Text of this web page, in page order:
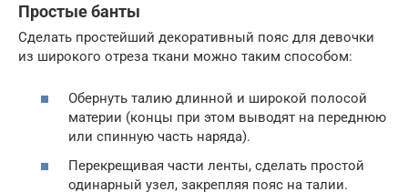
Простые банты
Сделать простейший декоративный пояс для девочки
из широкого отреза ткани можно таким способом:
Обернуть талию длинной и широкой полосой
материи (концы при этом выводят на переднюю
или спинную часть наряда).
Перекрещивая части ленты, сделать простой
одинарный узел, закрепляя пояс на талии.